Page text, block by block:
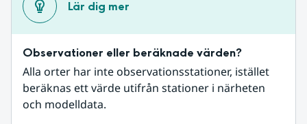
Lär dig mer
Observationer eller beräknade värden?
Alla orter har inte observationsstationer, istället
beräknas ett värde utifrån stationer i närheten
och modelldata.